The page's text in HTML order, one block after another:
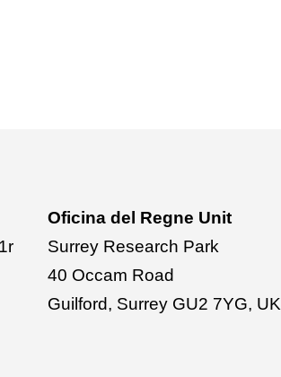
Oficina del Regne Unit
Surrey Research Park
40 Occam Road
Guilford, Surrey GU2 7YG, UK